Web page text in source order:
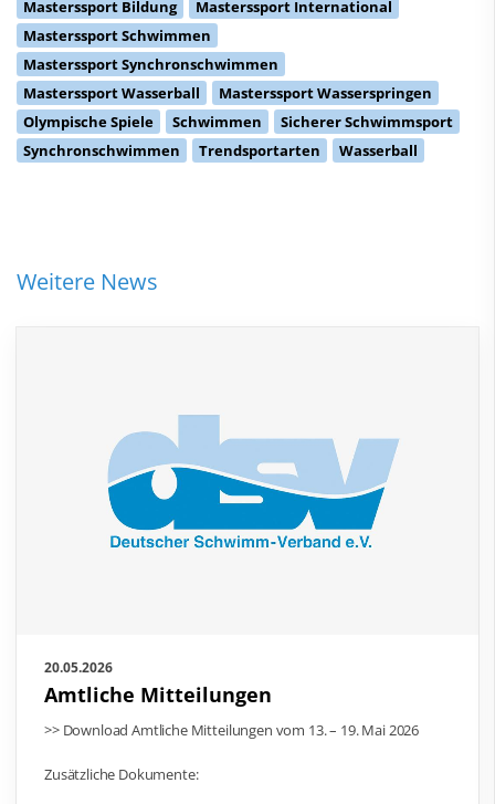
Masterssport Bildung
Masterssport International
Masterssport Schwimmen
Masterssport Synchronschwimmen
Masterssport Wasserball
Masterssport Wasserspringen
Olympische Spiele
Schwimmen
Sicherer Schwimmsport
Synchronschwimmen
Trendsportarten Wasserball
Weitere News
20.05.2026
Amtliche Mitteilungen
>> Download Amtliche Mitteilungen vom 13. – 19. Mai 2026
Zusätzliche Dokumente: